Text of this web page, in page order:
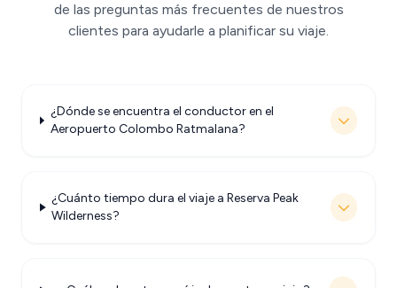
de las preguntas más frecuentes de nuestros
clientes para ayudarle a planificar su viaje.
¿Dónde se encuentra el conductor en el
Aeropuerto Colombo Ratmalana?
¿Cuánto tiempo dura el viaje a Reserva Peak
Wilderness?